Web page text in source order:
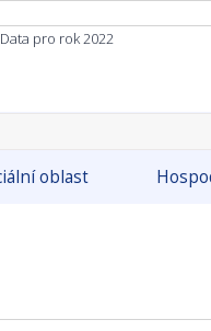
Data pro rok 2022
oblast